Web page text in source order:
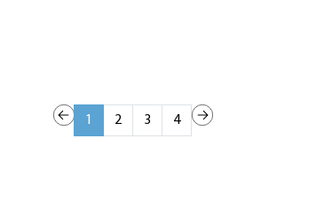
1 2 3 4